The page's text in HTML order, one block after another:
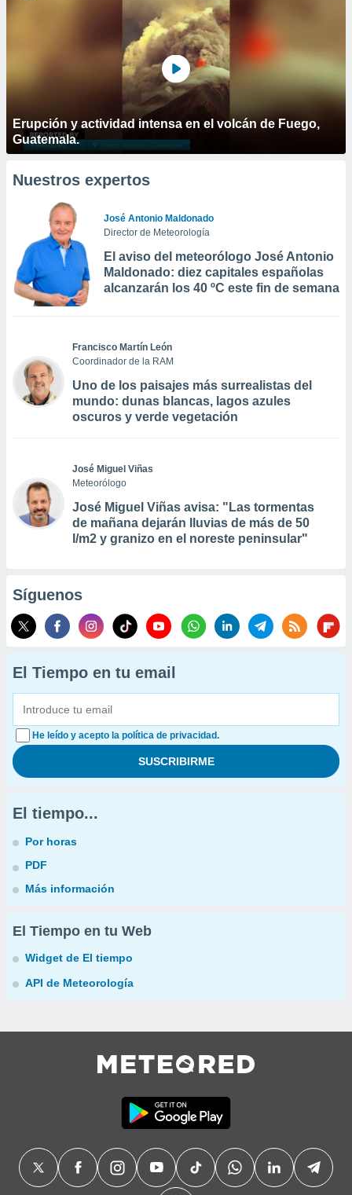
Erupción y actividad intensa en el volcán de Fuego,
Guatemala.
Nuestros expertos
José Antonio Maldonado
Director de Meteorología
El aviso del meteorólogo José Antonio
Maldonado: diez capitales españolas
alcanzarán los 40 ºC este fin de semana
Francisco Martín León
Coordinador de la RAM
Uno de los paisajes más surrealistas del
mundo: dunas blancas, lagos azules
oscuros y verde vegetación
José Miguel Viñas
Meteorólogo
José Miguel Viñas avisa: "Las tormentas
de mañana dejarán lluvias de más de 50
l/m2 y granizo en el noreste peninsular"
Síguenos
El Tiempo en tu email
He leído y acepto la política de privacidad.
El tiempo...
Por horas
PDF
Más información
El Tiempo en tu Web
Widget de El tiempo
API de Meteorología